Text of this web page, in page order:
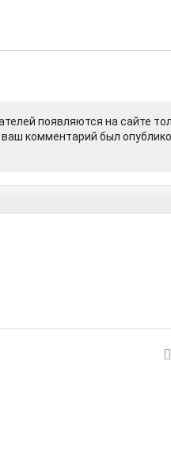
появляются на сайте
комментарий был